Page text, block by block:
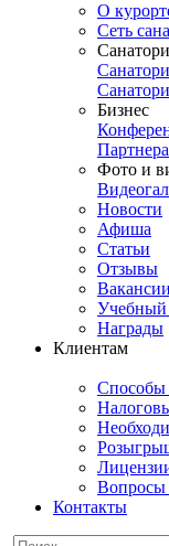
О
Сеть
Бизнес
Фото и
Новости
Афиша
Статьи
Отзывы
Вакансии
Учебный
Награды
Клиентам
Способы
Вопросы
Контакты